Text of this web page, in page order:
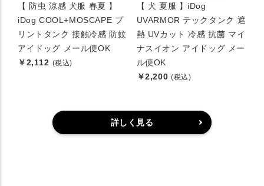
【 防虫 涼感 犬服 春夏 】
iDog COOL+MOSCAPE プ
リントタンク 接触冷感 防蚊
アイドッグ メール便OK
￥2,112 (税込)
【 犬 夏服 】iDog
UVARMOR テックタンク 遮
熱 UVカット 冷感 抗菌 マイ
ナスイオン アイドッグ メー
ル便OK
￥2,200 (税込)
詳しく見る